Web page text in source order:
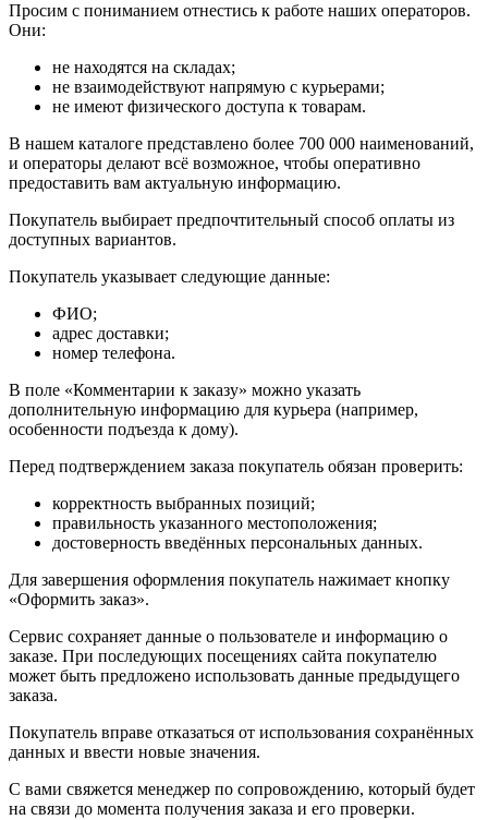
Просим с пониманием отнестись к работе наших операторов.
Они:
не находятся на складах;
не взаимодействуют напрямую с курьерами;
не имеют физического доступа к товарам.
В нашем каталоге представлено более 700 000 наименований,
и операторы делают всё возможное, чтобы оперативно
предоставить вам актуальную информацию.
Покупатель выбирает предпочтительный способ оплаты из
доступных вариантов.
Покупатель указывает следующие данные:
ФИО;
адрес доставки;
номер телефона.
В поле «Комментарии к заказу» можно указать
дополнительную информацию для курьера (например,
особенности подъезда к дому).
Перед подтверждением заказа покупатель обязан проверить:
корректность выбранных позиций;
правильность указанного местоположения;
достоверность введённых персональных данных.
Для завершения оформления покупатель нажимает кнопку
«Оформить заказ».
Сервис сохраняет данные о пользователе и информацию о
заказе. При последующих посещениях сайта покупателю
может быть предложено использовать данные предыдущего
заказа.
Покупатель вправе отказаться от использования сохранённых
данных и ввести новые значения.
С вами свяжется менеджер по сопровождению, который будет
на связи до момента получения заказа и его проверки.